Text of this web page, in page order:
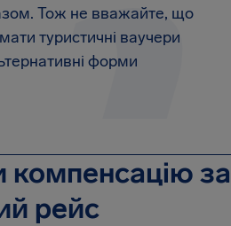
Тож не вважайте, що
туристичні ваучери
форми
компенсацію за
рейс